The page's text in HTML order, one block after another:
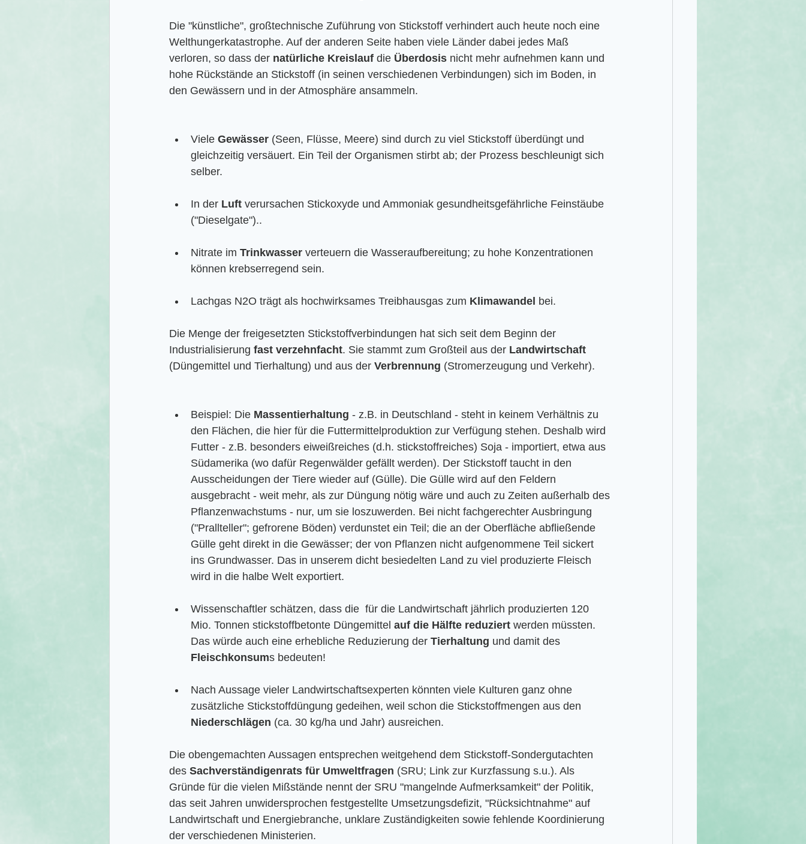
Die "künstliche", großtechnische Zuführung von Stickstoff verhindert auch heute noch eine
Welthungerkatastrophe. Auf der anderen Seite haben viele Länder dabei jedes Maß
verloren, so dass der natürliche Kreislauf die Überdosis nicht mehr aufnehmen kann und
hohe Rückstände an Stickstoff (in seinen verschiedenen Verbindungen) sich im Boden, in
den Gewässern und in der Atmosphäre ansammeln.
Viele Gewässer (Seen, Flüsse, Meere) sind durch zu viel Stickstoff überdüngt und
gleichzeitig versäuert. Ein Teil der Organismen stirbt ab; der Prozess beschleunigt sich
selber.
In der Luft verursachen Stickoxyde und Ammoniak gesundheitsgefährliche Feinstäube
("Dieselgate")..
Nitrate im Trinkwasser verteuern die Wasseraufbereitung; zu hohe Konzentrationen
können krebserregend sein.
Lachgas N2O trägt als hochwirksames Treibhausgas zum Klimawandel bei.
Die Menge der freigesetzten Stickstoffverbindungen hat sich seit dem Beginn der
Industrialisierung fast verzehnfacht. Sie stammt zum Großteil aus der Landwirtschaft
(Düngemittel und Tierhaltung) und aus der Verbrennung (Stromerzeugung und Verkehr).
Beispiel: Die Massentierhaltung - z.B. in Deutschland - steht in keinem Verhältnis zu
den Flächen, die hier für die Futtermittelproduktion zur Verfügung stehen. Deshalb wird
Futter - z.B. besonders eiweißreiches (d.h. stickstoffreiches) Soja - importiert, etwa aus
Südamerika (wo dafür Regenwälder gefällt werden). Der Stickstoff taucht in den
Ausscheidungen der Tiere wieder auf (Gülle). Die Gülle wird auf den Feldern
ausgebracht - weit mehr, als zur Düngung nötig wäre und auch zu Zeiten außerhalb des
Pflanzenwachstums - nur, um sie loszuwerden. Bei nicht fachgerechter Ausbringung
("Prallteller"; gefrorene Böden) verdunstet ein Teil; die an der Oberfläche abfließende
Gülle geht direkt in die Gewässer; der von Pflanzen nicht aufgenommene Teil sickert
ins Grundwasser. Das in unserem dicht besiedelten Land zu viel produzierte Fleisch
wird in die halbe Welt exportiert.
Wissenschaftler schätzen, dass die  für die Landwirtschaft jährlich produzierten 120
Mio. Tonnen stickstoffbetonte Düngemittel auf die Hälfte reduziert werden müssten.
Das würde auch eine erhebliche Reduzierung der Tierhaltung und damit des
Fleischkonsums bedeuten!
Nach Aussage vieler Landwirtschaftsexperten könnten viele Kulturen ganz ohne
zusätzliche Stickstoffdüngung gedeihen, weil schon die Stickstoffmengen aus den
Niederschlägen (ca. 30 kg/ha und Jahr) ausreichen.
Die obengemachten Aussagen entsprechen weitgehend dem Stickstoff-Sondergutachten
des Sachverständigenrats für Umweltfragen (SRU; Link zur Kurzfassung s.u.). Als
Gründe für die vielen Mißstände nennt der SRU "mangelnde Aufmerksamkeit" der Politik,
das seit Jahren unwidersprochen festgestellte Umsetzungsdefizit, "Rücksichtnahme" auf
Landwirtschaft und Energiebranche, unklare Zuständigkeiten sowie fehlende Koordinierung
der verschiedenen Ministerien.